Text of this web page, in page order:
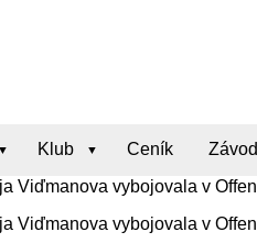
Klub Ceník
Viďmanova vybojovala v
Viďmanova vybojovala v